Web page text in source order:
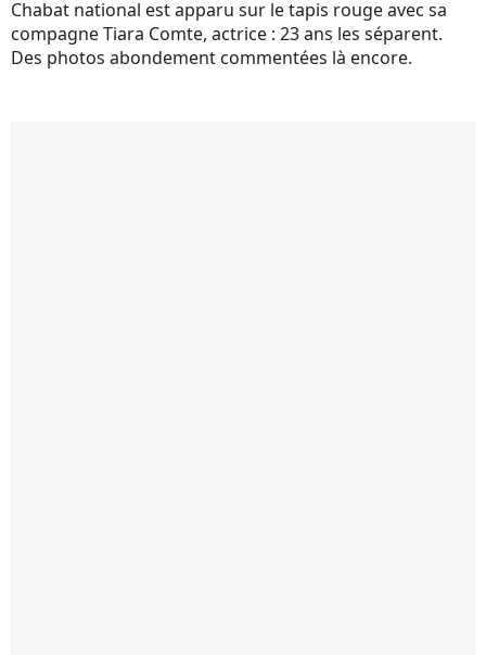
Chabat national est apparu sur le tapis rouge avec sa
compagne Tiara Comte, actrice : 23 ans les séparent.
Des photos abondement commentées là encore.